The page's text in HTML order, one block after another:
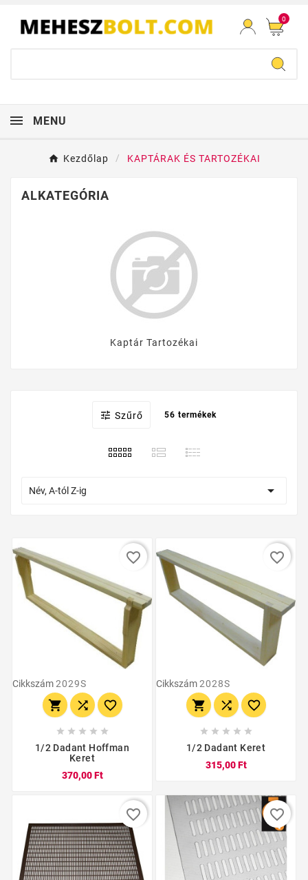
0
MENU
Kezdőlap KAPTÁRAK ÉS TARTOZÉKAI
ALKATEGÓRIA
Kaptár Tartozékai
 Szűrő 56 termékek
Név, A-tól Z-ig 
Cikkszám2029S
  
    
1/2 Dadant Hoffman
Keret
370,00 Ft
favorite_border
Cikkszám2028S
  
    
1/2 Dadant Keret
315,00 Ft
favorite_border
favorite_border favorite_border